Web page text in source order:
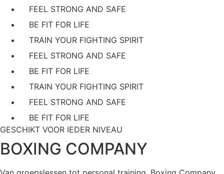
FEEL STRONG AND SAFE
BE FIT FOR LIFE
TRAIN YOUR FIGHTING SPIRIT
FEEL STRONG AND SAFE
BE FIT FOR LIFE
TRAIN YOUR FIGHTING SPIRIT
FEEL STRONG AND SAFE
BE FIT FOR LIFE
GESCHIKT VOOR IEDER NIVEAU
BOXING COMPANY